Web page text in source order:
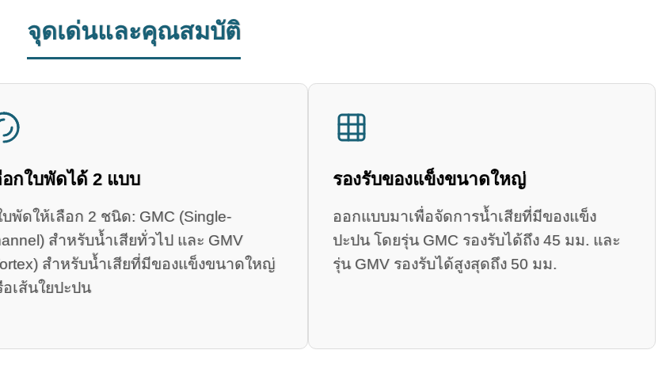
จุดเด่นและคุณสมบัติ
อกใบพัดได้ 2 แบบ
บพัดให้เลือก 2 ชนิด: GMC (Single-
สำหรับน้ำเสียทั่วไป และ GMV
สำหรับน้ำเสียที่มีของแข็งขนาดใหญ่
อเส้นใยปะปน
รองรับของแข็งขนาดใหญ่
ออกแบบมาเพื่อจัดการน้ำเสียที่มีของแข็ง
ปะปน โดยรุ่น GMC รองรับได้ถึง 45 มม. และ
รุ่น GMV รองรับได้สูงสุดถึง 50 มม.